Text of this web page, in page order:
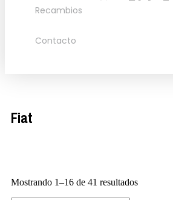
Recambios
Contacto
Fiat
Mostrando 1–16 de 41 resultados